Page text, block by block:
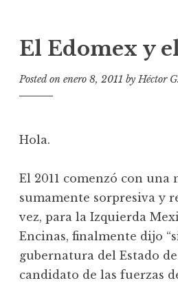
c
o
n
t
n
El Edomex y
Posted on enero 8, 2011 byHéctor
Hola.
El 2011 comenzó con una
sumamente sorpresiva y
vez, para la Izquierda
Encinas, finalmente dijo
gubernatura del Estado
candidato de las fuerzas